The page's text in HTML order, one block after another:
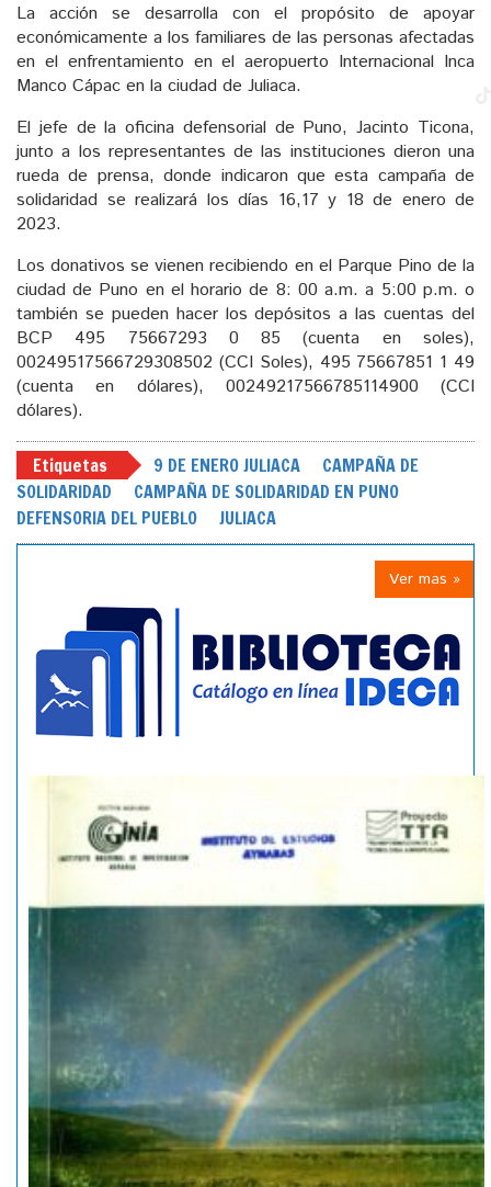
La acción se desarrolla con el propósito de apoyar
económicamente a los familiares de las personas afectadas
en el enfrentamiento en el aeropuerto Internacional Inca
Manco Cápac en la ciudad de Juliaca.
El jefe de la oficina defensorial de Puno, Jacinto Ticona,
junto a los representantes de las instituciones dieron una
rueda de prensa, donde indicaron que esta campaña de
solidaridad se realizará los días 16,17 y 18 de enero de
2023.
Los donativos se vienen recibiendo en el Parque Pino de la
ciudad de Puno en el horario de 8: 00 a.m. a 5:00 p.m. o
también se pueden hacer los depósitos a las cuentas del
BCP 495 75667293 0 85 (cuenta en soles),
00249517566729308502 (CCI Soles), 495 75667851 1 49
(cuenta en dólares), 00249217566785114900 (CCI
dólares).
Etiquetas 9 DE ENERO JULIACA
CAMPAÑA DE
SOLIDARIDAD
CAMPAÑA DE SOLIDARIDAD EN PUNO
DEFENSORIA DEL PUEBLO
JULIACA
Ver mas »